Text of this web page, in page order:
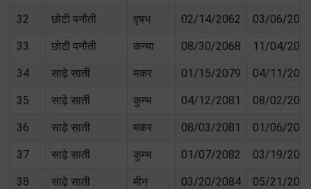
32 छोटी पनौती वृषभ 02/14/2062 03/06/
33 छोटी पनौती कन्या 08/30/2068 11/04/
34 साढ़े साती मकर 01/15/2079 04/11/
35 साढ़े साती कुम्भ 04/12/2081 08/02/
36 साढ़े साती मकर 08/03/2081 01/06/
37 साढ़े साती कुम्भ 01/07/2082 03/19/
38 साढ़े साती मीन 03/20/2084 05/21/